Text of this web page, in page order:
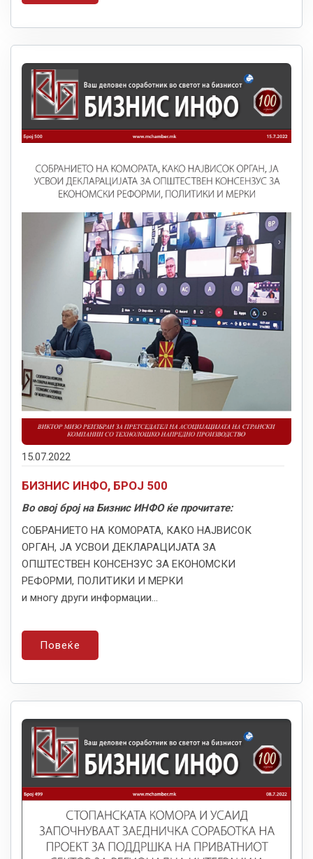
15.07.2022
БИЗНИС ИНФО, БРОЈ 500
Во овој број на Бизнис ИНФО ќе прочитате:
СОБРАНИЕТО НА КОМОРАТА, КАКО НАЈВИСОК
ОРГАН, ЈА УСВОИ ДЕКЛАРАЦИЈАТА ЗА
ОПШТЕСТВЕН КОНСЕНЗУС ЗА ЕКОНОМСКИ
РЕФОРМИ, ПОЛИТИКИ И МЕРКИ
и многу други информации...
Повеќе